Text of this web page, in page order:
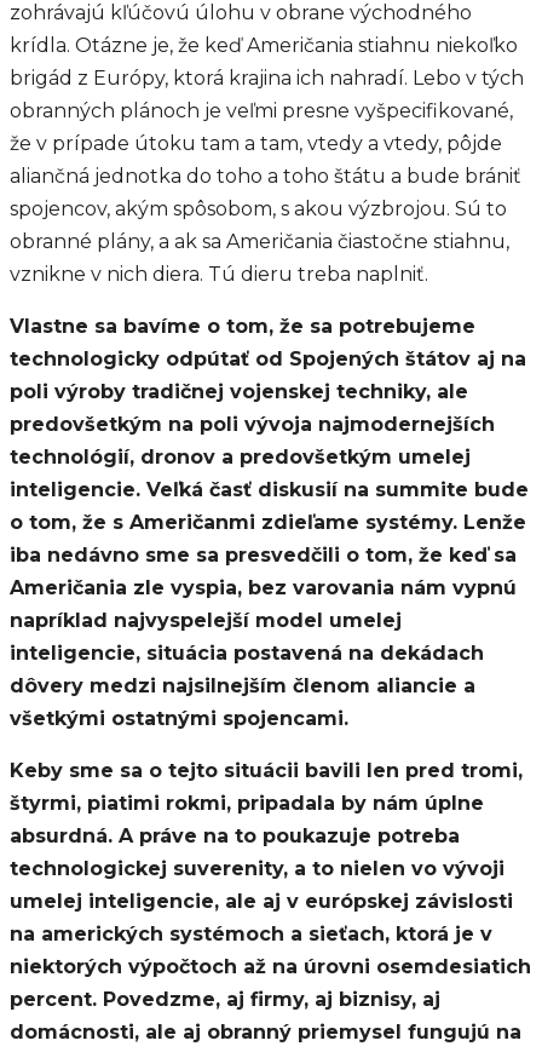
zohrávajú kľúčovú úlohu v obrane východného
krídla. Otázne je, že keď Američania stiahnu niekoľko
brigád z Európy, ktorá krajina ich nahradí. Lebo v tých
obranných plánoch je veľmi presne vyšpecifikované,
že v prípade útoku tam a tam, vtedy a vtedy, pôjde
aliančná jednotka do toho a toho štátu a bude brániť
spojencov, akým spôsobom, s akou výzbrojou. Sú to
obranné plány, a ak sa Američania čiastočne stiahnu,
vznikne v nich diera. Tú dieru treba naplniť.
Vlastne sa bavíme o tom, že sa potrebujeme
technologicky odpútať od Spojených štátov aj na
poli výroby tradičnej vojenskej techniky, ale
predovšetkým na poli vývoja najmodernejších
technológií, dronov a predovšetkým umelej
inteligencie. Veľká časť diskusií na summite bude
o tom, že s Američanmi zdieľame systémy. Lenže
iba nedávno sme sa presvedčili o tom, že keď sa
Američania zle vyspia, bez varovania nám vypnú
napríklad najvyspelejší model umelej
inteligencie, situácia postavená na dekádach
dôvery medzi najsilnejším členom aliancie a
všetkými ostatnými spojencami.
Keby sme sa o tejto situácii bavili len pred tromi,
štyrmi, piatimi rokmi, pripadala by nám úplne
absurdná. A práve na to poukazuje potreba
technologickej suverenity, a to nielen vo vývoji
umelej inteligencie, ale aj v európskej závislosti
na amerických systémoch a sieťach, ktorá je v
niektorých výpočtoch až na úrovni osemdesiatich
percent. Povedzme, aj firmy, aj biznisy, aj
domácnosti, ale aj obranný priemysel fungujú na